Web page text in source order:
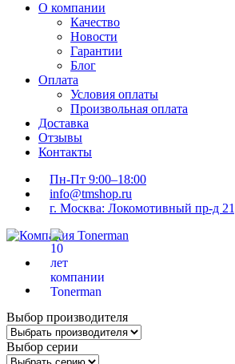
О компании
Качество
Новости
Гарантии
Блог
Оплата
Условия оплаты
Произвольная оплата
Доставка
Отзывы
Контакты
Пн-Пт 9:00–18:00
info@tmshop.ru
г. Москва: Локомотивный пр-д
Выбор производителя
Выбор серии